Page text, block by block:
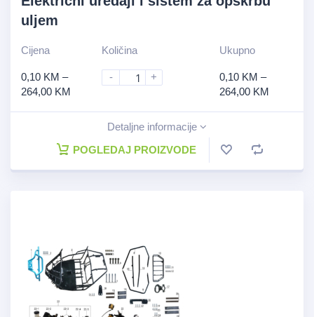
uljem
Cijena
0,10 KM –
264,00 KM
Količina
- +
Ukupno
0,10 KM –
264,00 KM
Detaljne informacije
POGLEDAJ PROIZVODE